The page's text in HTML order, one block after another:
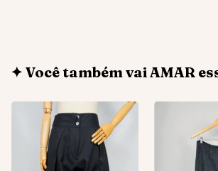
✦ Você também vai AMAR